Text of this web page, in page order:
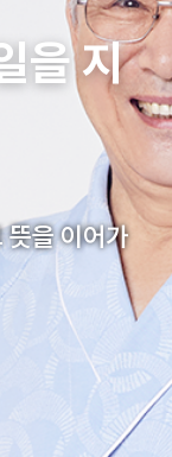
을 지
뜻을 이어가